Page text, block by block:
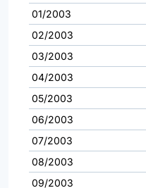
01/2003
02/2003
03/2003
04/2003
05/2003
06/2003
07/2003
08/2003
09/2003